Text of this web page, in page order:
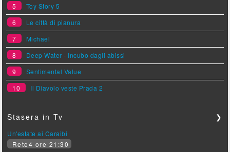
5
Toy Story 5
6
Le città di pianura
7
Michael
8
Deep Water - Incubo dagli abissi
9
Sentimental Value
10
Il Diavolo veste Prada 2
Stasera in Tv ❯
Un'estate ai Caraibi
Rete4 ore 21:30